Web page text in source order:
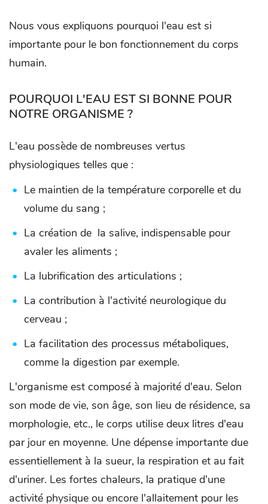
Nous vous expliquons pourquoi l'eau est si
importante pour le bon fonctionnement du corps
humain.
POURQUOI L'EAU EST SI BONNE POUR
NOTRE ORGANISME ?
L'eau possède de nombreuses vertus
physiologiques telles que :
Le maintien de la température corporelle et du
volume du sang ;
La création de la salive, indispensable pour
avaler les aliments ;
La lubrification des articulations ;
La contribution à l'activité neurologique du
cerveau ;
La facilitation des processus métaboliques,
comme la digestion par exemple.
L'organisme est composé à majorité d'eau. Selon
son mode de vie, son âge, son lieu de résidence, sa
morphologie, etc., le corps utilise deux litres d'eau
par jour en moyenne. Une dépense importante due
essentiellement à la sueur, la respiration et au fait
d'uriner. Les fortes chaleurs, la pratique d'une
activité physique ou encore l'allaitement pour les